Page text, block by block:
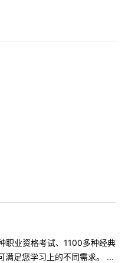
职业资格考试、1100多种经典
满足您学习上的不同需求。 ...